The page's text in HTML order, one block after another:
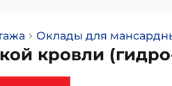
Оклады для
кровли